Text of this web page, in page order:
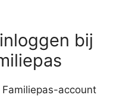
bij
account